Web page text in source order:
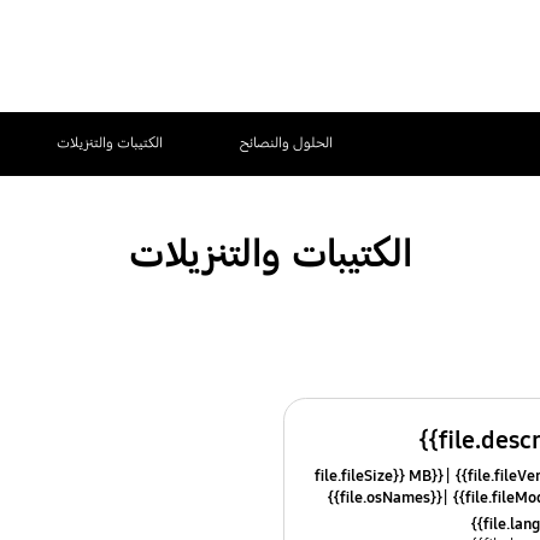
الحلول والنصائح الكتيبات والتنزيلات
الكتيبات والتنزيلات
{{file.fileSize}} MB
{{file.osNames}}